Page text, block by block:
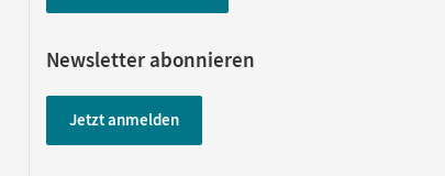
Newsletter abonnieren
Jetzt anmelden